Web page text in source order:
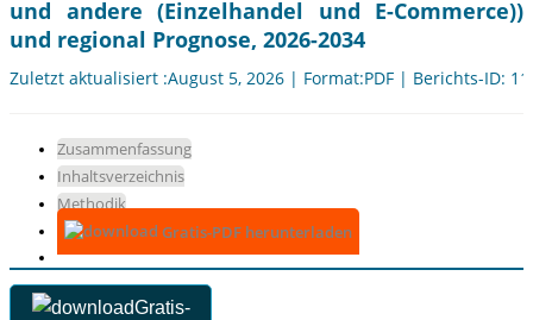
und andere (Einzelhandel und E-Commerce))
und regional Prognose, 2026-2034
Zuletzt aktualisiert :August 5, 2026 | Format:PDF | Berichts-ID:
Zusammenfassung
Inhaltsverzeichnis
Methodik
Gratis-PDF herunterladen
Gratis-